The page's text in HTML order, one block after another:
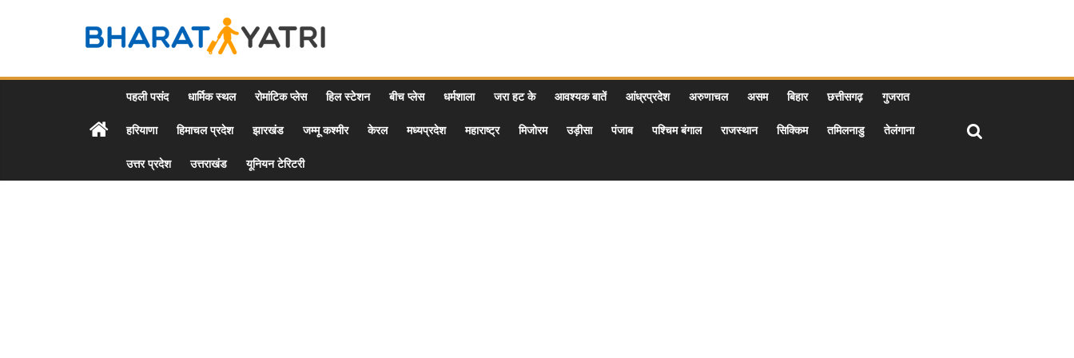
Bharat
Yatri
Tourist
पहली पसंद धार्मिक स्थल रोमांटिक प्लेस हिल स्टेशन बीच प्लेस धर्मशाला जरा हट के आवश्यक बातें आंध्रप्रदेश अरुणाचल असम बिहार छत्तीसगढ़ गुजरात
हरियाणा हिमाचल प्रदेश झारखंड जम्मू कश्मीर केरल मध्यप्रदेश महाराष्ट्र मिजोरम उड़ीसा पंजाब पश्चिम बंगाल राजस्थान सिक्किम तमिलनाडु तेलंगाना
उत्तर प्रदेश उत्तराखंड यूनियन टेरिटरी